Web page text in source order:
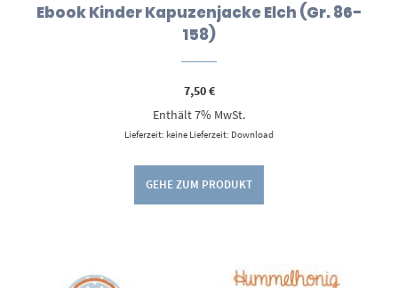
Ebook Kinder Kapuzenjacke Elch (Gr. 86-
158)
7,50€
Enthält 7% MwSt.
Lieferzeit: keine Lieferzeit: Download
GEHE ZUM PRODUKT